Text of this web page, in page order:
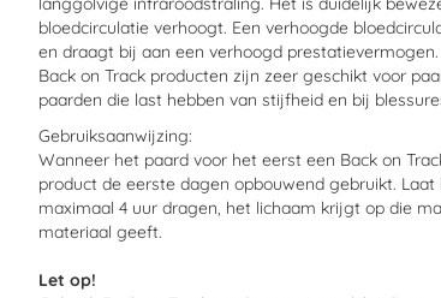
bloedcirculatie verhoogt. Een verhoogde
en draagt bij aan een verhoogd prestatievermogen.
Back on Track producten zijn zeer geschikt voor
paarden die last hebben van stijfheid en bij
Gebruiksaanwijzing:
Wanneer het paard voor het eerst een Back on
product de eerste dagen opbouwend gebruikt.
maximaal 4 uur dragen, het lichaam krijgt op die
materiaal geeft.
Let op!